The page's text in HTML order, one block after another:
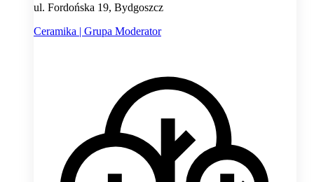
ul. Fordońska 19, Bydgoszcz
Ceramika | Grupa Moderator